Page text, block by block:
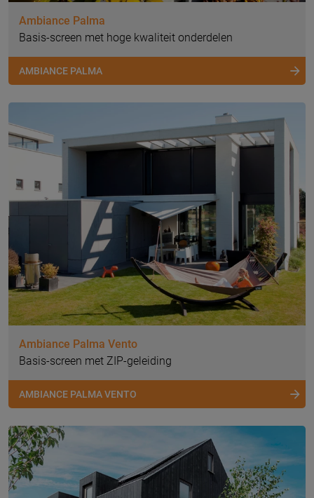
Ambiance Palma
Basis-screen met hoge kwaliteit onderdelen
AMBIANCE PALMA
Ambiance Palma Vento
Basis-screen met ZIP-geleiding
AMBIANCE PALMA VENTO